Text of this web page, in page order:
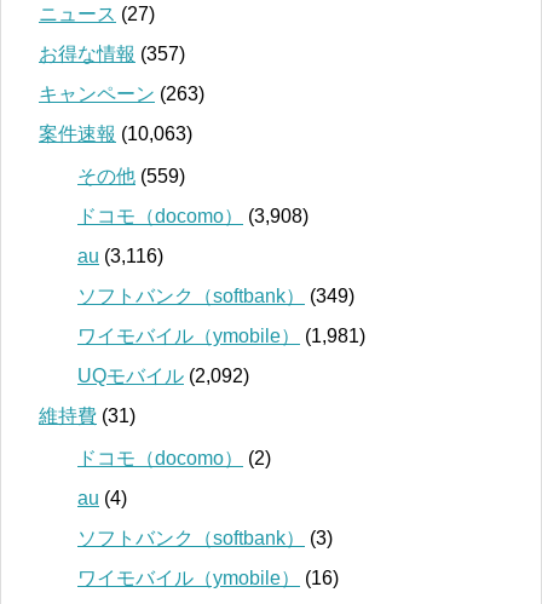
ニュース (27)
お得な情報 (357)
キャンペーン (263)
案件速報 (10,063)
その他 (559)
ドコモ（docomo）
(3,908)
au (3,116)
ソフトバンク（softbank）
(349)
ワイモバイル（ymobile）
(1,981)
UQモバイル (2,092)
維持費 (31)
ドコモ（docomo）
(2)
au (4)
ソフトバンク（softbank）
(3)
ワイモバイル（ymobile）
(16)